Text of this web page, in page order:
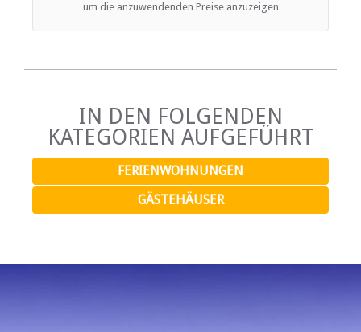
um die anzuwendenden Preise anzuzeigen
IN DEN FOLGENDEN
KATEGORIEN AUFGEFÜHRT
FERIENWOHNUNGEN
GÄSTEHÄUSER